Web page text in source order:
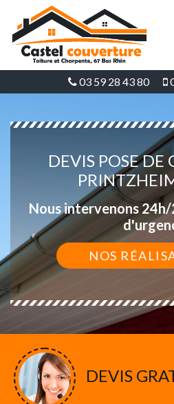
03 59 28 43 80
DEVIS POSE DE
Nous intervenons
NOS
DEVIS